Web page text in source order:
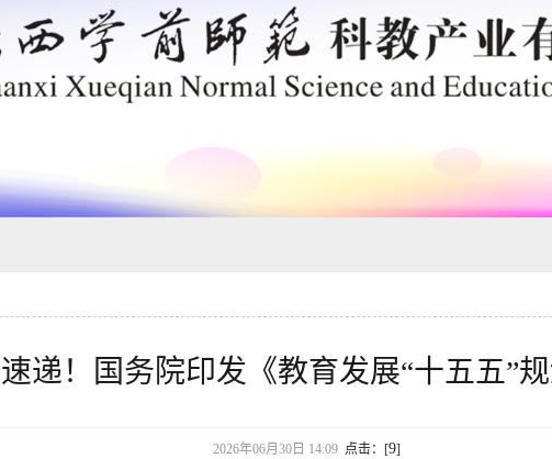
速递！国务院印发《教育发展“十五五”
2026年06月30日 14:09 点击：[9]